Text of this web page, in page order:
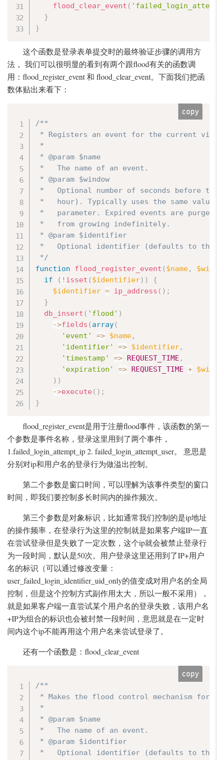
flood_clear_event (
}
}
这个函数是登录表单提交时的最终验证步骤的调用方
法， 我们可以很明显的看到有两个跟flood有关的函数调
用：flood_register_event 和 flood_clear_event。下面我们把函
数体贴出来看下：
/**
* Registers an event for the current
*
* @param $name
*   The name of an event.
* @param $window
*   Optional number of seconds before
*   hour). Typically uses the same value
*   parameter. Expired events are
*   from growing indefinitely.
* @param $identifier
*   Optional identifier (defaults to the
*/
function
flood_register_event ( $name,
if
( ! isset ( $identifier) )
{
$identifier = ip_address ( ) ;
}
db_insert ( 'flood' )
->fields ( array(
'event'
=> $name,
'identifier'
=> $identifier,
'timestamp'
=> REQUEST_TIME ,
'expiration'
=> REQUEST_TIME +
) )
->execute ( ) ;
}
copy
flood_register_event是用于注册flood事件，该函数的第一
个参数是事件名称，登录这里用到了两个事件，
1.failed_login_attempt_ip 2. failed_login_attempt_user。 意思是
分别对ip和用户名的登录行为做溢出控制。
第二个参数是窗口时间，可以理解为该事件类型的窗口
时间，即我们要控制多长时间内的操作频次。
第三个参数是对象标识，比如通常我们控制的是ip地址
的操作频率，在登录行为这里的控制就是如果客户端IP一直
在尝试登录但是失败了一定次数，这个ip就会被禁止登录行
为一段时间，默认是50次。用户登录这里还用到了IP+用户
名的标识（可以通过修改变量：
user_failed_login_identifier_uid_only的值变成对用户名的全局
控制，但是这个控制方式副作用太大，所以一般不采用），
就是如果客户端一直尝试某个用户名的登录失败，该用户名
+IP为组合的标识也会被封禁一段时间，意思就是在一定时
间内这个ip不能再用这个用户名来尝试登录了。
还有一个函数是：flood_clear_event
/**
* Makes the flood control mechanism
*
* @param $name
*   The name of an event.
* @param $identifier
*   Optional identifier (defaults to the
copy